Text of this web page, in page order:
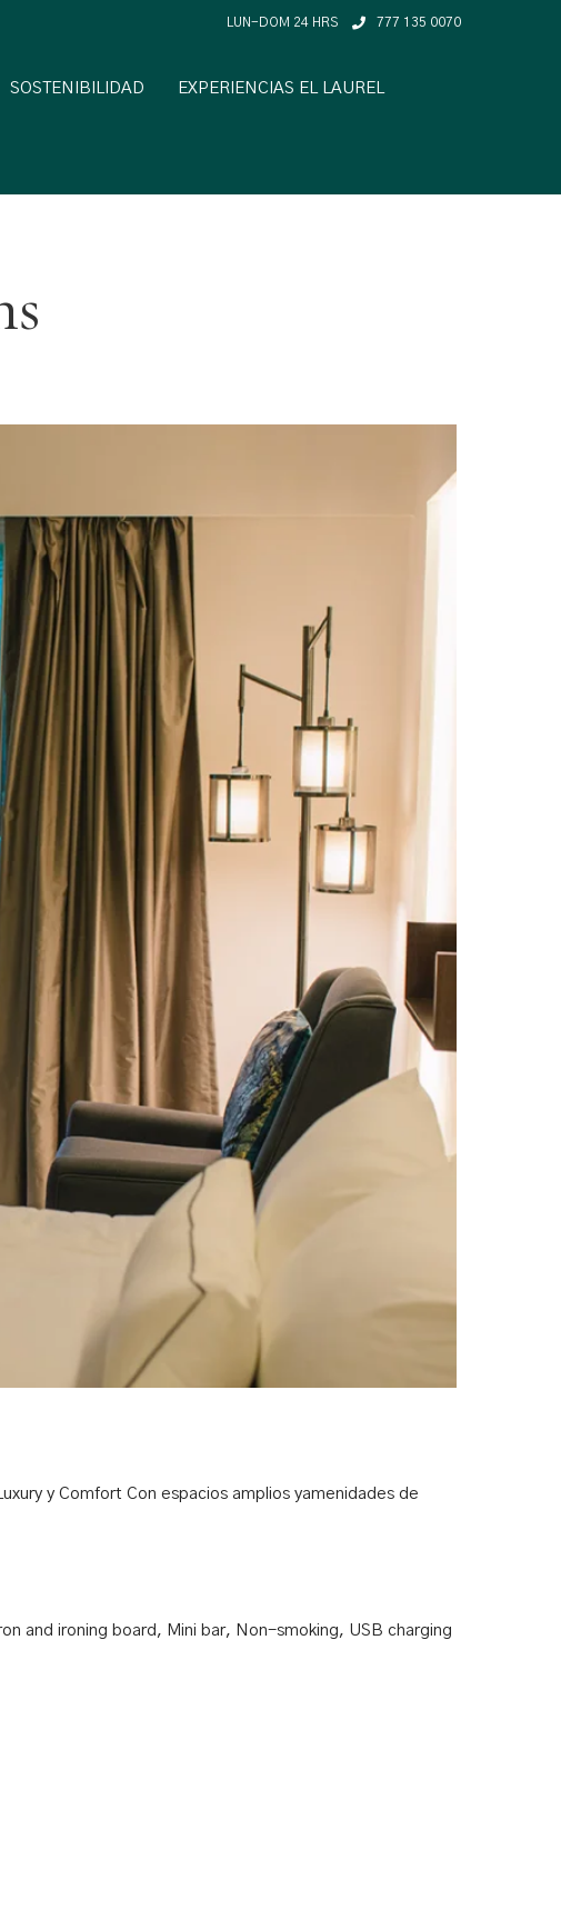
LUN-DOM 24 HRS 777 135 0070
SOSTENIBILIDAD EXPERIENCIAS EL LAUREL
y Comfort Con espacios amplios yamenidades de
and ironing board, Mini bar, Non-smoking, USB charging